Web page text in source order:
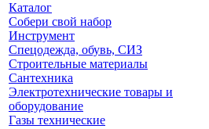
Каталог
Собери свой набор
Инструмент
Спецодежда, обувь, СИЗ
Строительные материалы
Сантехника
Электротехнические товары и
оборудование
Газы технические